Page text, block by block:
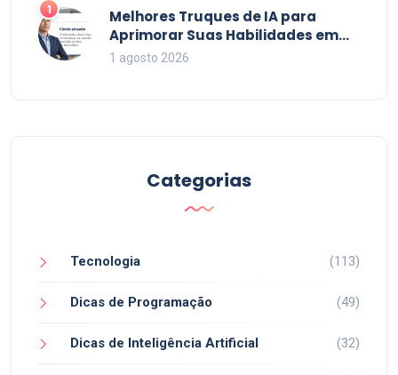
1
Melhores Truques de IA para
Aprimorar Suas Habilidades em
2026
1 agosto 2026
Categorias
Tecnologia (113)
Dicas de Programação (49)
Dicas de Inteligência Artificial (32)